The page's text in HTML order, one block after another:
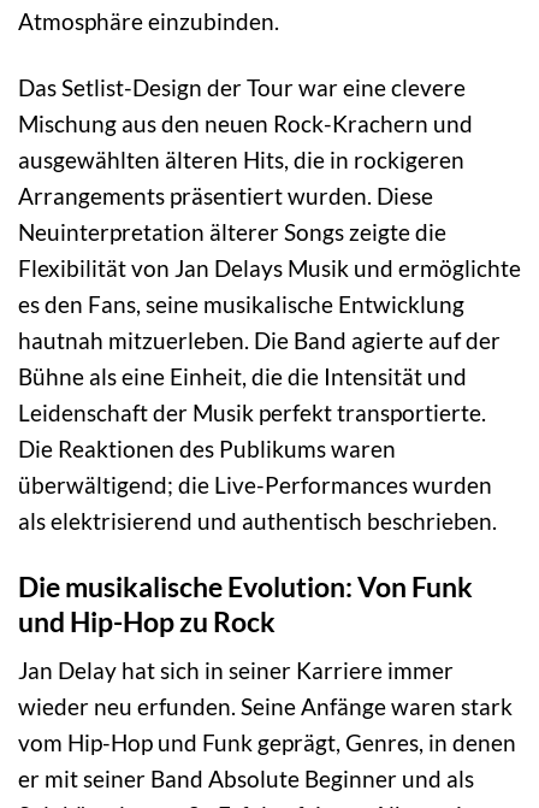
Atmosphäre einzubinden.
Das Setlist-Design der Tour war eine clevere
Mischung aus den neuen Rock-Krachern und
ausgewählten älteren Hits, die in rockigeren
Arrangements präsentiert wurden. Diese
Neuinterpretation älterer Songs zeigte die
Flexibilität von Jan Delays Musik und ermöglichte
es den Fans, seine musikalische Entwicklung
hautnah mitzuerleben. Die Band agierte auf der
Bühne als eine Einheit, die die Intensität und
Leidenschaft der Musik perfekt transportierte.
Die Reaktionen des Publikums waren
überwältigend; die Live-Performances wurden
als elektrisierend und authentisch beschrieben.
Die musikalische Evolution: Von Funk
und Hip-Hop zu Rock
Jan Delay hat sich in seiner Karriere immer
wieder neu erfunden. Seine Anfänge waren stark
vom Hip-Hop und Funk geprägt, Genres, in denen
er mit seiner Band Absolute Beginner und als